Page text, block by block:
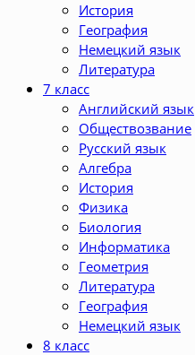
История
География
Немецкий язык
Литература
7 класс
Английский язык
Обществозвание
Русский язык
Алгебра
История
Физика
Биология
Информатика
Геометрия
Литература
География
Немецкий язык
8 класс